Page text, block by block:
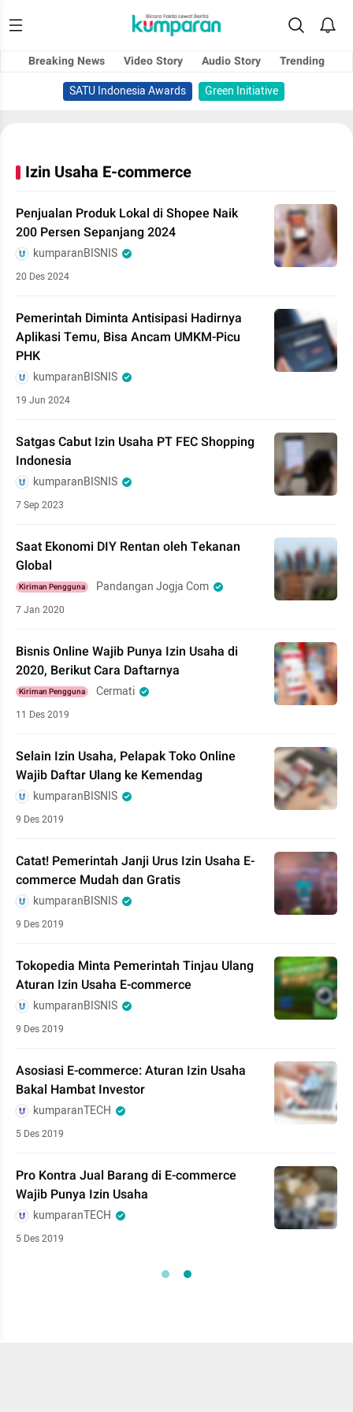
Breaking News Video Story Audio Story
Trending
SATU Indonesia Awards
Green Initiative
Izin Usaha E-commerce
Penjualan Produk Lokal di Shopee Naik
200 Persen Sepanjang 2024
kumparanBISNIS
20 Des 2024
Pemerintah Diminta Antisipasi Hadirnya
Aplikasi Temu, Bisa Ancam UMKM-Picu
PHK
kumparanBISNIS
19 Jun 2024
Satgas Cabut Izin Usaha PT FEC Shopping
Indonesia
kumparanBISNIS
7 Sep 2023
Saat Ekonomi DIY Rentan oleh Tekanan
Global
Kiriman Pengguna Pandangan Jogja Com
7 Jan 2020
Bisnis Online Wajib Punya Izin Usaha di
2020, Berikut Cara Daftarnya
Kiriman Pengguna Cermati
11 Des 2019
Selain Izin Usaha, Pelapak Toko Online
Wajib Daftar Ulang ke Kemendag
kumparanBISNIS
9 Des 2019
Catat! Pemerintah Janji Urus Izin Usaha E-
commerce Mudah dan Gratis
kumparanBISNIS
9 Des 2019
Tokopedia Minta Pemerintah Tinjau Ulang
Aturan Izin Usaha E-commerce
kumparanBISNIS
9 Des 2019
Asosiasi E-commerce: Aturan Izin Usaha
Bakal Hambat Investor
kumparanTECH
5 Des 2019
Pro Kontra Jual Barang di E-commerce
Wajib Punya Izin Usaha
kumparanTECH
5 Des 2019